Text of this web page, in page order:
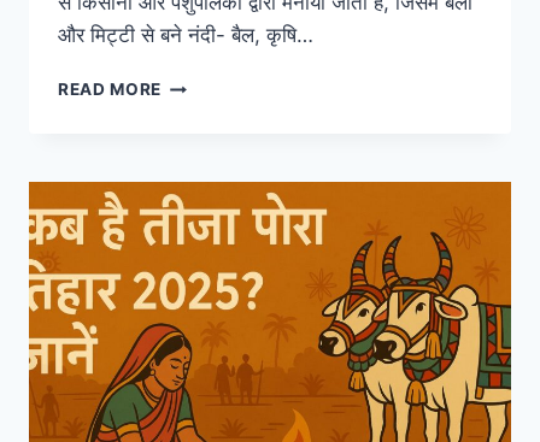
और मिट्टी से बने नंदी- बैल, कृषि…
READ MORE पोरा
पोरा
तिहार
पर्व)
2025
में
कब
है?